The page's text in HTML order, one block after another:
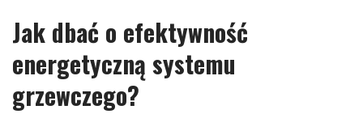
Jak dbać o efektywność
energetyczną systemu
grzewczego?